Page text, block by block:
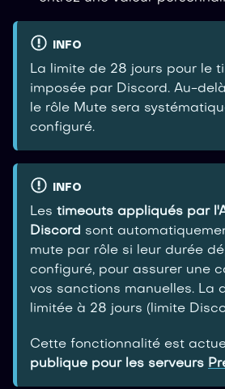
INFO
La limite de 28 jours pour le
imposée par Discord. Au-
le rôle Mute sera
configuré.
INFO
Les timeouts appliqués par
Discord sont
mute par rôle si leur durée
configuré, pour assurer une
vos sanctions manuelles. La
limitée à 28 jours (limite
Cette fonctionnalité est
publique pour les serveurs